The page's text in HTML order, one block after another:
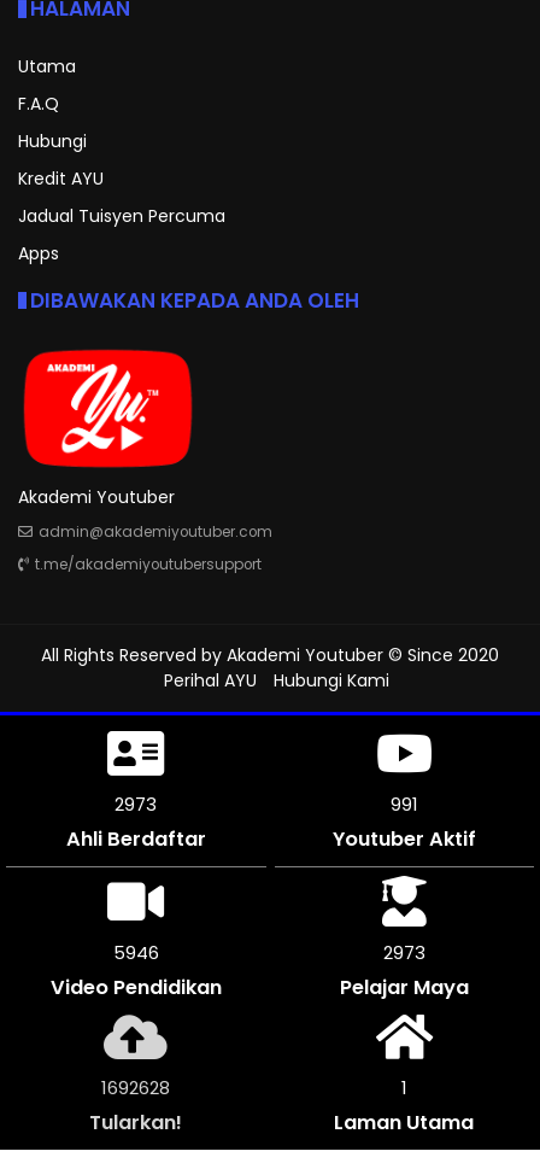
HALAMAN
Utama
F.A.Q
Hubungi
Kredit AYU
Jadual Tuisyen Percuma
Apps
DIBAWAKAN KEPADA ANDA OLEH
Akademi Youtuber
admin@akademiyoutuber.com
t.me/akademiyoutubersupport
All Rights Reserved by Akademi Youtuber © Since 2020
Perihal AYU
Hubungi Kami
3441
Ahli Berdaftar
1147
Youtuber Aktif
6876
Video Pendidikan
3438
Pelajar Maya
1957368
Tularkan!
1
Laman Utama